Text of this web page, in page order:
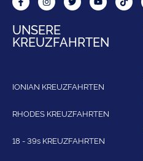
UNSERE
KREUZFAHRTEN
IONIAN KREUZFAHRTEN
RHODES KREUZFAHRTEN
18 - 39s KREUZFAHRTEN